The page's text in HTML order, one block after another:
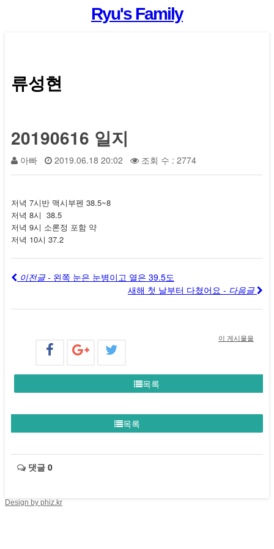
류성현
20190616 일지
아빠 2019.06.18 20:02 조회 수 : 2774
저녁 7시반 맥시부펜 38.5~8
저녁 8시 38.5
저녁 9시 소론정 포함 약
저녁 10시 37.2
이전글 - 왼쪽 눈은 눈병이고 열은 39.5도
새해 첫 날부터 다쳤어요 - 다음글
이 게시물을
목록
목록
댓글 0
Design by phiz.kr
Ryu's Family